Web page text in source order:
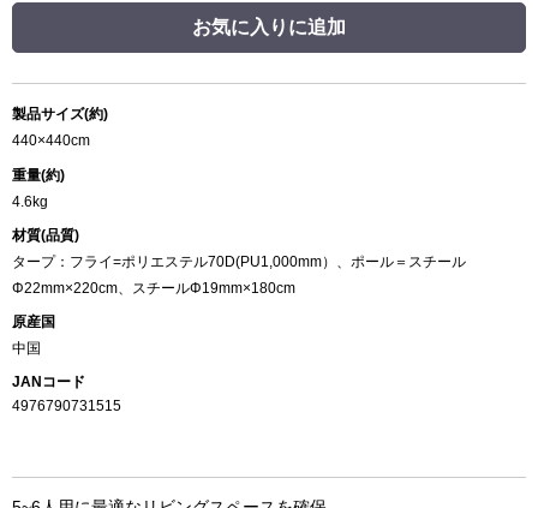
お気に入りに追加
製品サイズ(約)
440×440cm
重量(約)
4.6kg
材質(品質)
タープ：フライ=ポリエステル70D(PU1,000mm）、ポール＝スチール
Φ22mm×220cm、スチールΦ19mm×180cm
原産国
中国
JANコード
4976790731515